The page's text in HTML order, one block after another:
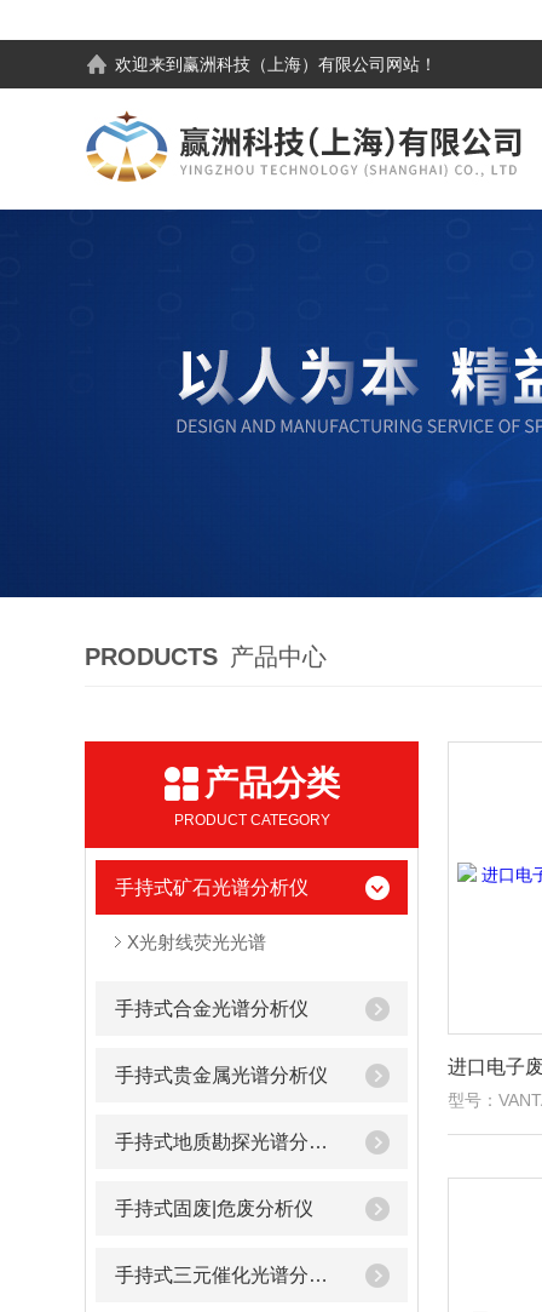
欢迎来到 赢洲科技（上海）有限公司 网站！
PRODUCTS 产品中心
产品分类
PRODUCT CATEGORY
手持式矿石光谱分析仪
X光射线荧光光谱
手持式合金光谱分析仪
手持式贵金属光谱分析仪
手持式地质勘探光谱分析仪
手持式固废|危废分析仪
手持式三元催化光谱分析仪
型号：